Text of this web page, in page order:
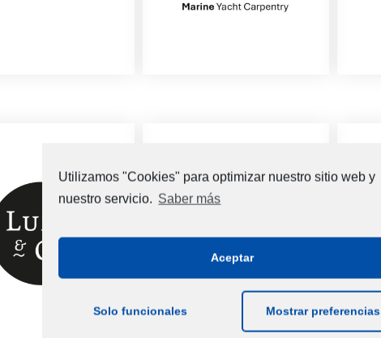
Utilizamos "Cookies" para optimizar nuestro sitio web y
nuestro servicio. Saber más
Aceptar
Solo funcionales Mostrar preferencias